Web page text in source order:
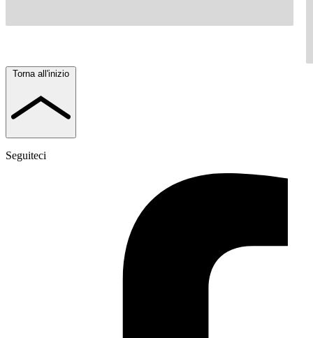
Torna all'inizio
Seguiteci